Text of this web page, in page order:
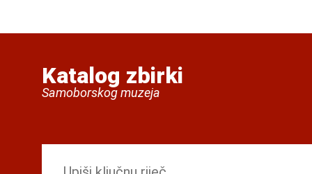
Katalog zbirki
Samoborskog muzeja